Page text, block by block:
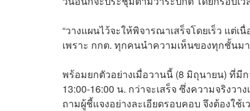
“วางแผนไว้จะให้พิจารณาเสร็จโดยเร็ว แต่
เพราะ กกต. ทุกคนนำความเห็นของทุกชั้นม
พร้อมยกตัวอย่างเมื่อวานนี้ (8 มิถุนายน) ที่มี
13:00-16:00 น. กว่าจะเสร็จ ซึ่งความจริงว
ถามผู้ชี้แจงอย่างละเอียดรอบคอบ จึงต้องใช้เ